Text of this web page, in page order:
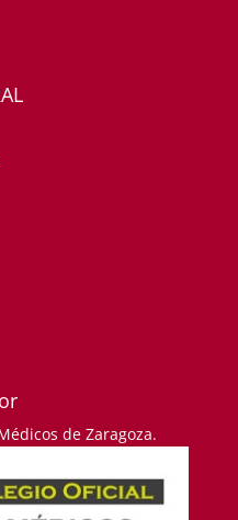
de Zaragoza.